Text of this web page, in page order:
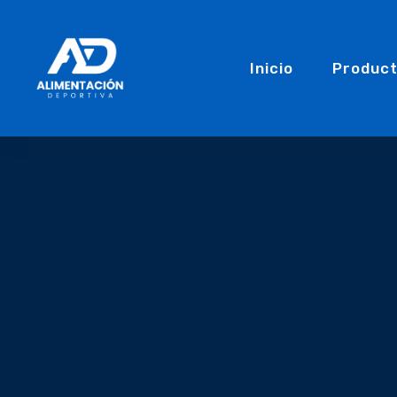
Inicio